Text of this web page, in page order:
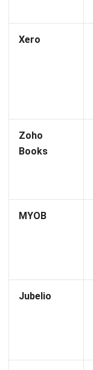
Xero
Zoho
Books
MYOB
Jubelio